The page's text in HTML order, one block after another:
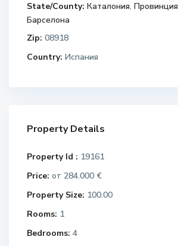
State/County: Каталония,Провинция
Барселона
Zip: 08918
Country: Испания
Property Details
Property Id : 19161
Price: от 284.000 €
Property Size: 100.00
Rooms: 1
Bedrooms: 4